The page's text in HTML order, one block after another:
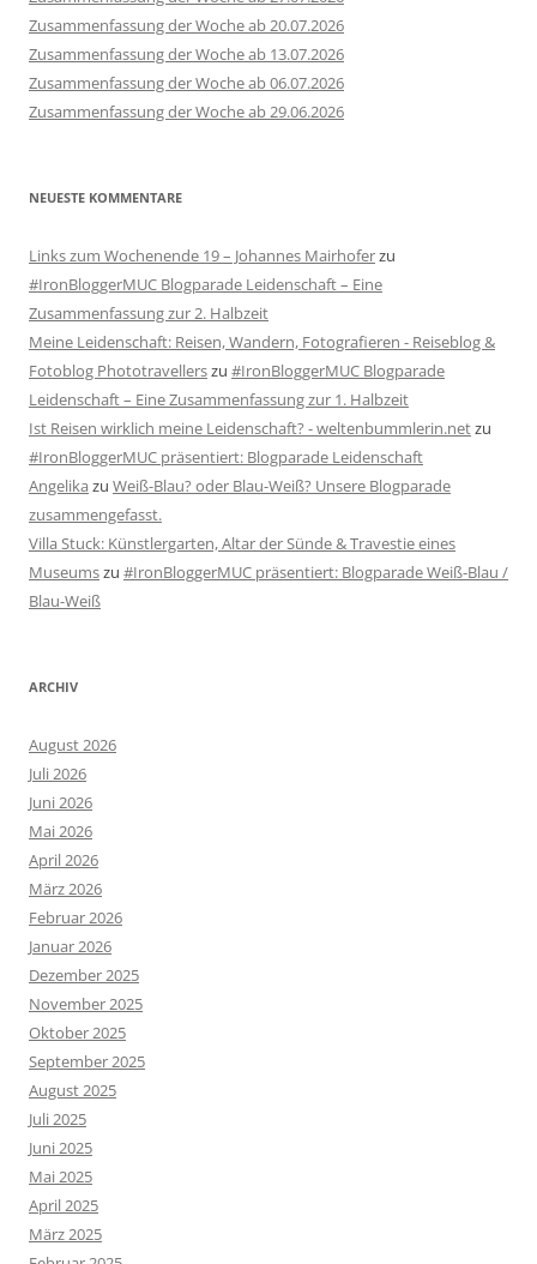
Zusammenfassung der Woche ab 20.07.2026
Zusammenfassung der Woche ab 13.07.2026
Zusammenfassung der Woche ab 06.07.2026
Zusammenfassung der Woche ab 29.06.2026
NEUESTE KOMMENTARE
Links zum Wochenende 19 – Johannes Mairhoferzu
#IronBloggerMUC Blogparade Leidenschaft – Eine
Zusammenfassung zur 2. Halbzeit
Meine Leidenschaft: Reisen, Wandern, Fotografieren - Reiseblog &
Fotoblog Phototravellerszu #IronBloggerMUC Blogparade
Leidenschaft – Eine Zusammenfassung zur 1. Halbzeit
Ist Reisen wirklich meine Leidenschaft? - weltenbummlerin.netzu
#IronBloggerMUC präsentiert: Blogparade Leidenschaft
Angelika zu Weiß-Blau? oder Blau-Weiß? Unsere Blogparade
zusammengefasst.
Villa Stuck: Künstlergarten, Altar der Sünde & Travestie eines
Museumszu #IronBloggerMUC präsentiert: Blogparade Weiß-Blau /
Blau-Weiß
ARCHIV
August 2026
Juli 2026
Juni 2026
Mai 2026
April 2026
März 2026
Februar 2026
Januar 2026
Dezember 2025
November 2025
Oktober 2025
September 2025
August 2025
Juli 2025
Juni 2025
Mai 2025
April 2025
März 2025